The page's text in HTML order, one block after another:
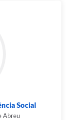
Social
Abreu